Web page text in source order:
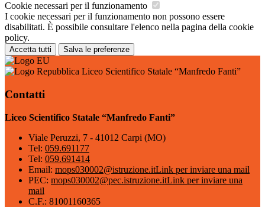
Cookie necessari per il funzionamento
I cookie necessari per il funzionamento non possono essere
disabilitati. È possibile consultare l'elenco nella pagina della cookie
policy.
Accetta tutti Salva le preferenze
Liceo Scientifico Statale “Manfredo Fanti”
Contatti
Liceo Scientifico Statale “Manfredo Fanti”
Viale Peruzzi, 7 - 41012 Carpi (MO)
Tel: 059.691177
Tel: 059.691414
Email: mops030002@istruzione.itLink per inviare una mail
PEC: mops030002@pec.istruzione.itLink per inviare una
mail
C.F.: 81001160365